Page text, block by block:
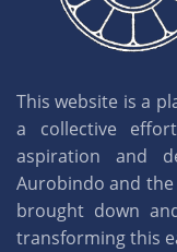
This website is a
a collective
aspiration and
Aurobindo and the
brought down
transforming this